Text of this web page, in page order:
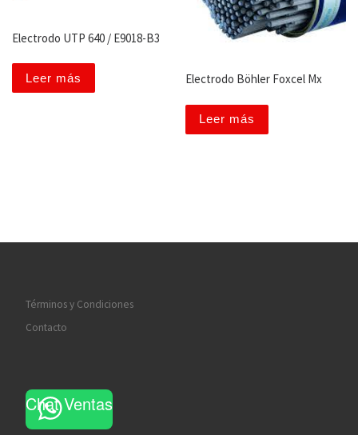
Electrodo UTP 640 / E9018-B3
Leer más Electrodo Böhler Foxcel Mx
Leer más
Términos y Condiciones
Contacto
Chat Ventas